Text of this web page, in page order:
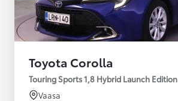
Toyota Corolla
Touring Sports 1,8 Hybrid Launch Edition
Vaasa